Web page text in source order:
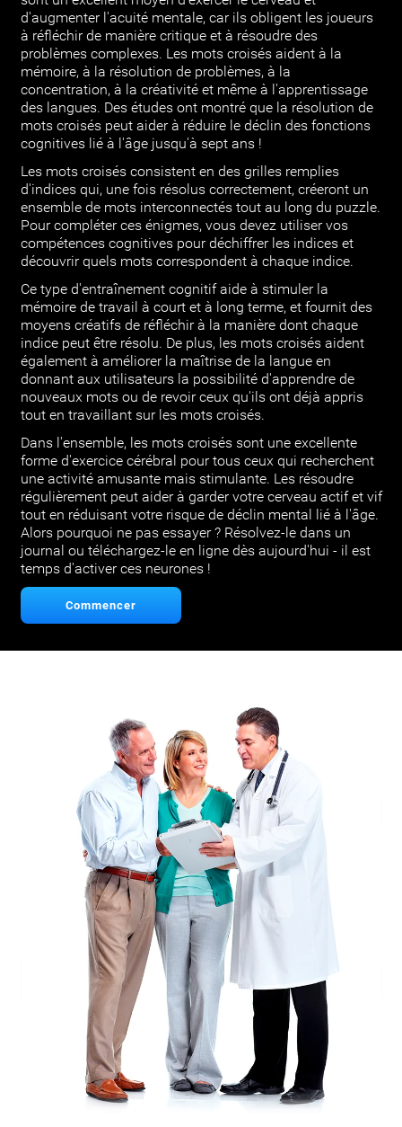
d'augmenter l'acuité mentale, car ils obligent les joueurs
à réfléchir de manière critique et à résoudre des
problèmes complexes. Les mots croisés aident à la
mémoire, à la résolution de problèmes, à la
concentration, à la créativité et même à l'apprentissage
des langues. Des études ont montré que la résolution de
mots croisés peut aider à réduire le déclin des fonctions
cognitives lié à l'âge jusqu'à sept ans !
Les mots croisés consistent en des grilles remplies
d'indices qui, une fois résolus correctement, créeront un
ensemble de mots interconnectés tout au long du puzzle.
Pour compléter ces énigmes, vous devez utiliser vos
compétences cognitives pour déchiffrer les indices et
découvrir quels mots correspondent à chaque indice.
Ce type d'entraînement cognitif aide à stimuler la
mémoire de travail à court et à long terme, et fournit des
moyens créatifs de réfléchir à la manière dont chaque
indice peut être résolu. De plus, les mots croisés aident
également à améliorer la maîtrise de la langue en
donnant aux utilisateurs la possibilité d'apprendre de
nouveaux mots ou de revoir ceux qu'ils ont déjà appris
tout en travaillant sur les mots croisés.
Dans l'ensemble, les mots croisés sont une excellente
forme d'exercice cérébral pour tous ceux qui recherchent
une activité amusante mais stimulante. Les résoudre
régulièrement peut aider à garder votre cerveau actif et vif
tout en réduisant votre risque de déclin mental lié à l'âge.
Alors pourquoi ne pas essayer ? Résolvez-le dans un
journal ou téléchargez-le en ligne dès aujourd'hui - il est
temps d'activer ces neurones !
Commencer